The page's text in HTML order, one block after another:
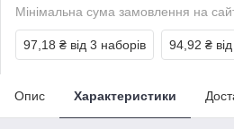
Мінімальна сума замовлення на
97,18 ₴ від 3 наборів 94,92 ₴
Опис Характеристики